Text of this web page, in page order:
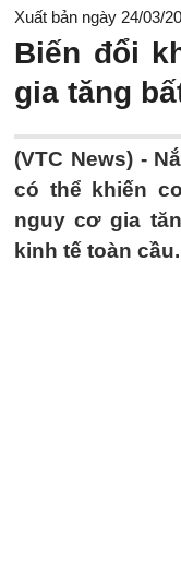
Xuất bản ngày 24/03/
Biến đổi
gia tăng
(VTC News) -
có thể khiến
nguy cơ gia
kinh tế toàn cầu.